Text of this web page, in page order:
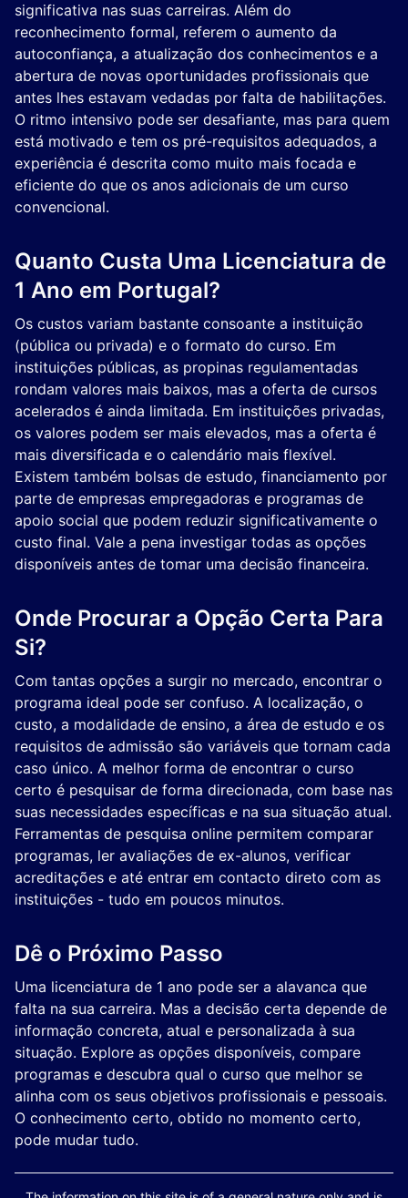
significativa nas suas carreiras. Além do
reconhecimento formal, referem o aumento da
autoconfiança, a atualização dos conhecimentos e a
abertura de novas oportunidades profissionais que
antes lhes estavam vedadas por falta de habilitações.
O ritmo intensivo pode ser desafiante, mas para quem
está motivado e tem os pré-requisitos adequados, a
experiência é descrita como muito mais focada e
eficiente do que os anos adicionais de um curso
convencional.
Quanto Custa Uma Licenciatura de
1 Ano em Portugal?
Os custos variam bastante consoante a instituição
(pública ou privada) e o formato do curso. Em
instituições públicas, as propinas regulamentadas
rondam valores mais baixos, mas a oferta de cursos
acelerados é ainda limitada. Em instituições privadas,
os valores podem ser mais elevados, mas a oferta é
mais diversificada e o calendário mais flexível.
Existem também bolsas de estudo, financiamento por
parte de empresas empregadoras e programas de
apoio social que podem reduzir significativamente o
custo final. Vale a pena investigar todas as opções
disponíveis antes de tomar uma decisão financeira.
Onde Procurar a Opção Certa Para
Si?
Com tantas opções a surgir no mercado, encontrar o
programa ideal pode ser confuso. A localização, o
custo, a modalidade de ensino, a área de estudo e os
requisitos de admissão são variáveis que tornam cada
caso único. A melhor forma de encontrar o curso
certo é pesquisar de forma direcionada, com base nas
suas necessidades específicas e na sua situação atual.
Ferramentas de pesquisa online permitem comparar
programas, ler avaliações de ex-alunos, verificar
acreditações e até entrar em contacto direto com as
instituições - tudo em poucos minutos.
Dê o Próximo Passo
Uma licenciatura de 1 ano pode ser a alavanca que
falta na sua carreira. Mas a decisão certa depende de
informação concreta, atual e personalizada à sua
situação. Explore as opções disponíveis, compare
programas e descubra qual o curso que melhor se
alinha com os seus objetivos profissionais e pessoais.
O conhecimento certo, obtido no momento certo,
pode mudar tudo.